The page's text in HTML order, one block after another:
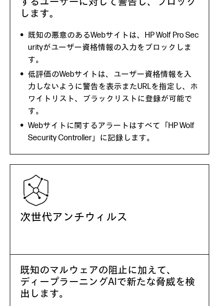
します。
既知の悪意のあるWebサイトは、HP Wolf Pro Sec
urityがユーザー資格情報の入力をブロックしま
す。
低評価のWebサイトは、ユーザー資格情報を入
力しないように警告を表示またURLを指定し、ホ
ワイトリスト、ブラックリストに登録が可能で
す。
Webサイトに関するアラートはすべて「HP Wolf
Security Controller」に記録します。
次世代アンチウィルス
既知のマルウェアの阻止に加えて、
ディープラーニングAIで新たな脅威を検
出します。